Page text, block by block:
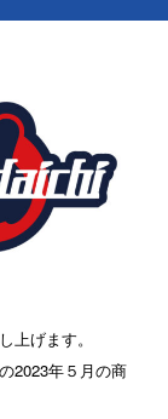
上げます。
2023年５月の商